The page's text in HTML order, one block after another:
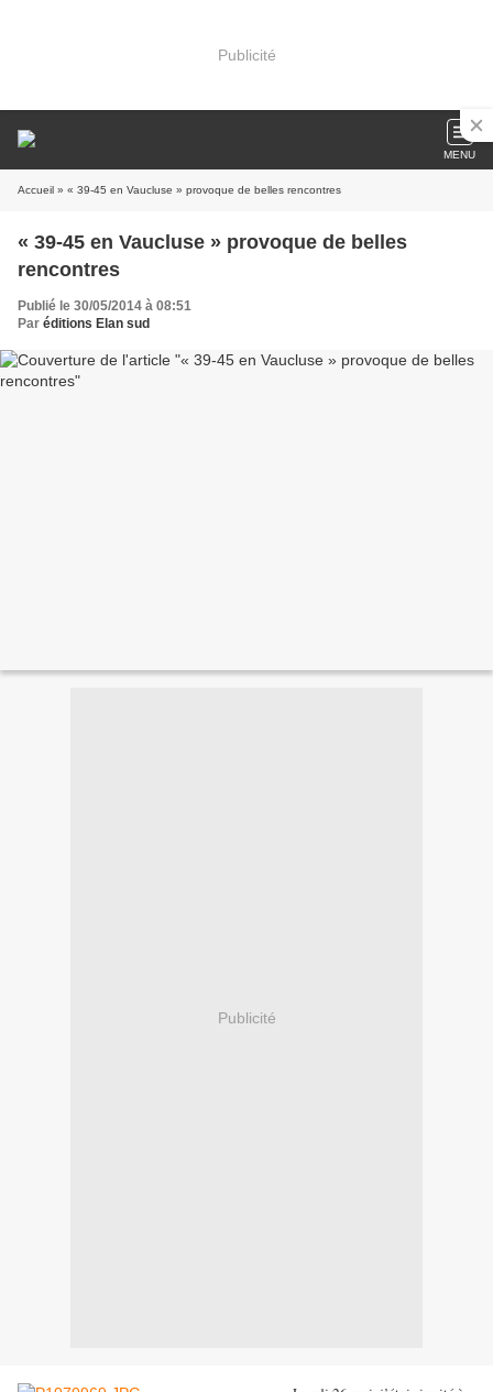
Publicité
MENU
Accueil » « 39-45 en Vaucluse » provoque de belles rencontres
« 39-45 en Vaucluse » provoque de belles
rencontres
Publié le 30/05/2014 à 08:51
Par éditions Elan sud
Publicité